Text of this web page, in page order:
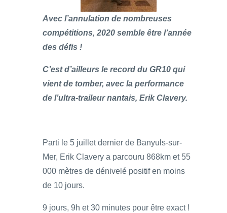
Avec l’annulation de nombreuses
compétitions, 2020 semble être l’année
des défis !
C’est d’ailleurs le record du GR10 qui
vient de tomber, avec la performance
de l’ultra-traileur nantais, Erik Clavery.
Parti le 5 juillet dernier de Banyuls-sur-
Mer, Erik Clavery a parcouru 868km et 55
000 mètres de dénivelé positif en moins
de 10 jours.
9 jours, 9h et 30 minutes pour être exact !